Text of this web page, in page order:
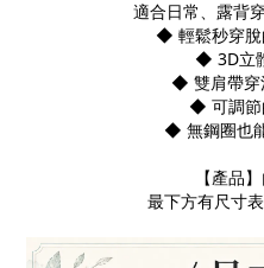
適合日常、露背
◆ 輕鬆秒穿
◆ 3D立
◆ 雙肩帶
◆ 可調
◆ 無鋼圈也
【產品
最下方有尺寸